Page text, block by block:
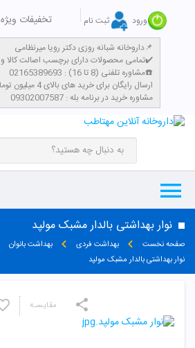
ورود ثبت نام تخفیفات ویژه
داروخانه شبانه روزی دکتر رویا میرنظامی📌
تمامی محصولات دارای برچسب اصالت کالا و سیب سلامت میباشند✔️
مشاوره تلفنی (8 تا 16) : 02165389693☎️
​ارسال رایگان برای خرید های بالای 4 میلیون تومان با پست پیشتاز
مشاوره خرید در برنامه بله : 09302007587
نوار بهداشتی بالدار مشبک مولپد
صفحه نخست بهداشت فردی بهداشت بانوان
نوار بهداشتی بالدار مشبک مولپد
مقایسـه